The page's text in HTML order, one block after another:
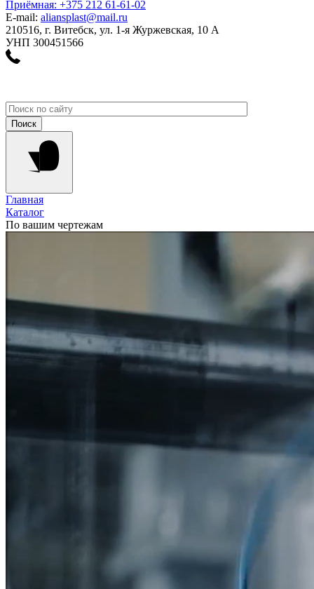
Приёмная: +375 212 61-61-02
E-mail: aliansplast@mail.ru
210516, г. Витебск, ул. 1-я Журжевская, 10 А
УНП 300451566
Главная
Каталог
По вашим чертежам